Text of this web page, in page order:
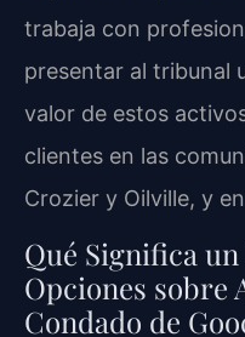
trabaja con
presentar al tribunal
valor de estos
clientes en las
Crozier y Oilville, y
Qué Significa
Opciones sobre
Condado de